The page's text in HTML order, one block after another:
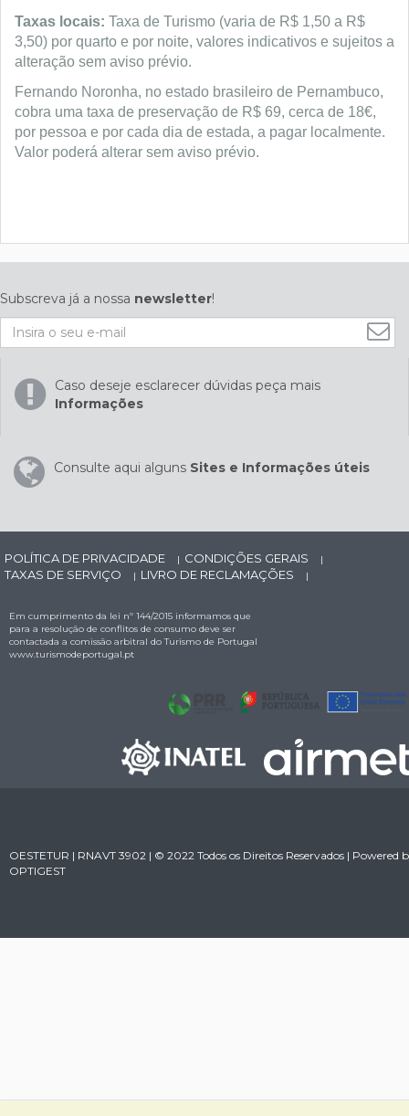
Taxas locais: Taxa de Turismo (varia de R$ 1,50 a R$
3,50) por quarto e por noite, valores indicativos e sujeitos a
alteração sem aviso prévio.
Fernando Noronha, no estado brasileiro de Pernambuco,
cobra uma taxa de preservação de R$ 69, cerca de 18€,
por pessoa e por cada dia de estada, a pagar localmente.
Valor poderá alterar sem aviso prévio.
Subscreva já a nossa newsletter!
Caso deseje esclarecer dúvidas peça mais
Informações
Consulte aqui alguns Sites e Informações úteis
POLÍTICA DE PRIVACIDADE | CONDIÇÕES GERAIS |
TAXAS DE SERVIÇO | LIVRO DE RECLAMAÇÕES |
Em cumprimento da lei nº 144/2015 informamos que
para a resolução de conflitos de consumo deve ser
contactada a comissão arbitral do Turismo de Portugal
www.turismodeportugal.pt
OESTETUR | RNAVT 3902 | © 2022 Todos os Direitos Reservados | Powered
OPTIGEST